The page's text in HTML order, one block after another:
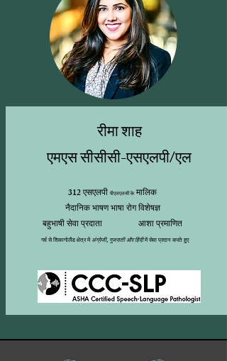
रीमा शाह
एमएस सीसीसी-एसएलपी/एल
312 एसएलपी पीएलएलसी के मालिक
नैदानिक भाषण भाषा रोग विशेषज्ञ
बहुभाषी सेवा प्रदाता
आशा प्रमाणित
गर्व से शिकागोलैंड क्षेत्र में अंग्रेजी, गुजराती और हिंदीमें सेवा प्रदान करते हुए